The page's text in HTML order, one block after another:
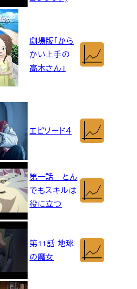
劇場版「から
かい上手の
高木さん」
エピソード４
第一話 とん
でもスキルは
役に立つ
第11話 地球
の魔女